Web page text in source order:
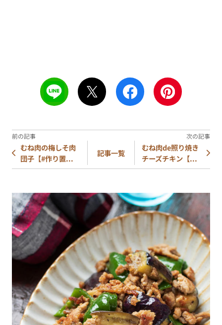
むね肉の梅しそ肉
団子【#作り置...
記事一覧
むね肉de照り焼き
チーズチキン【...